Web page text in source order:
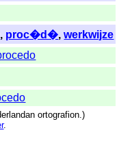
, proc�d�,werkwijze
ortografion.)
.